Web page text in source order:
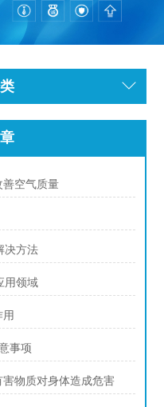
善空气质量
决方法
用领域
事项
物质对身体造成危害